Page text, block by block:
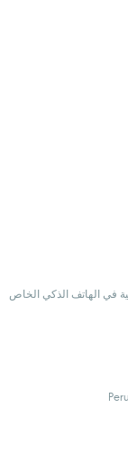
في الهاتف الذكي الخاص